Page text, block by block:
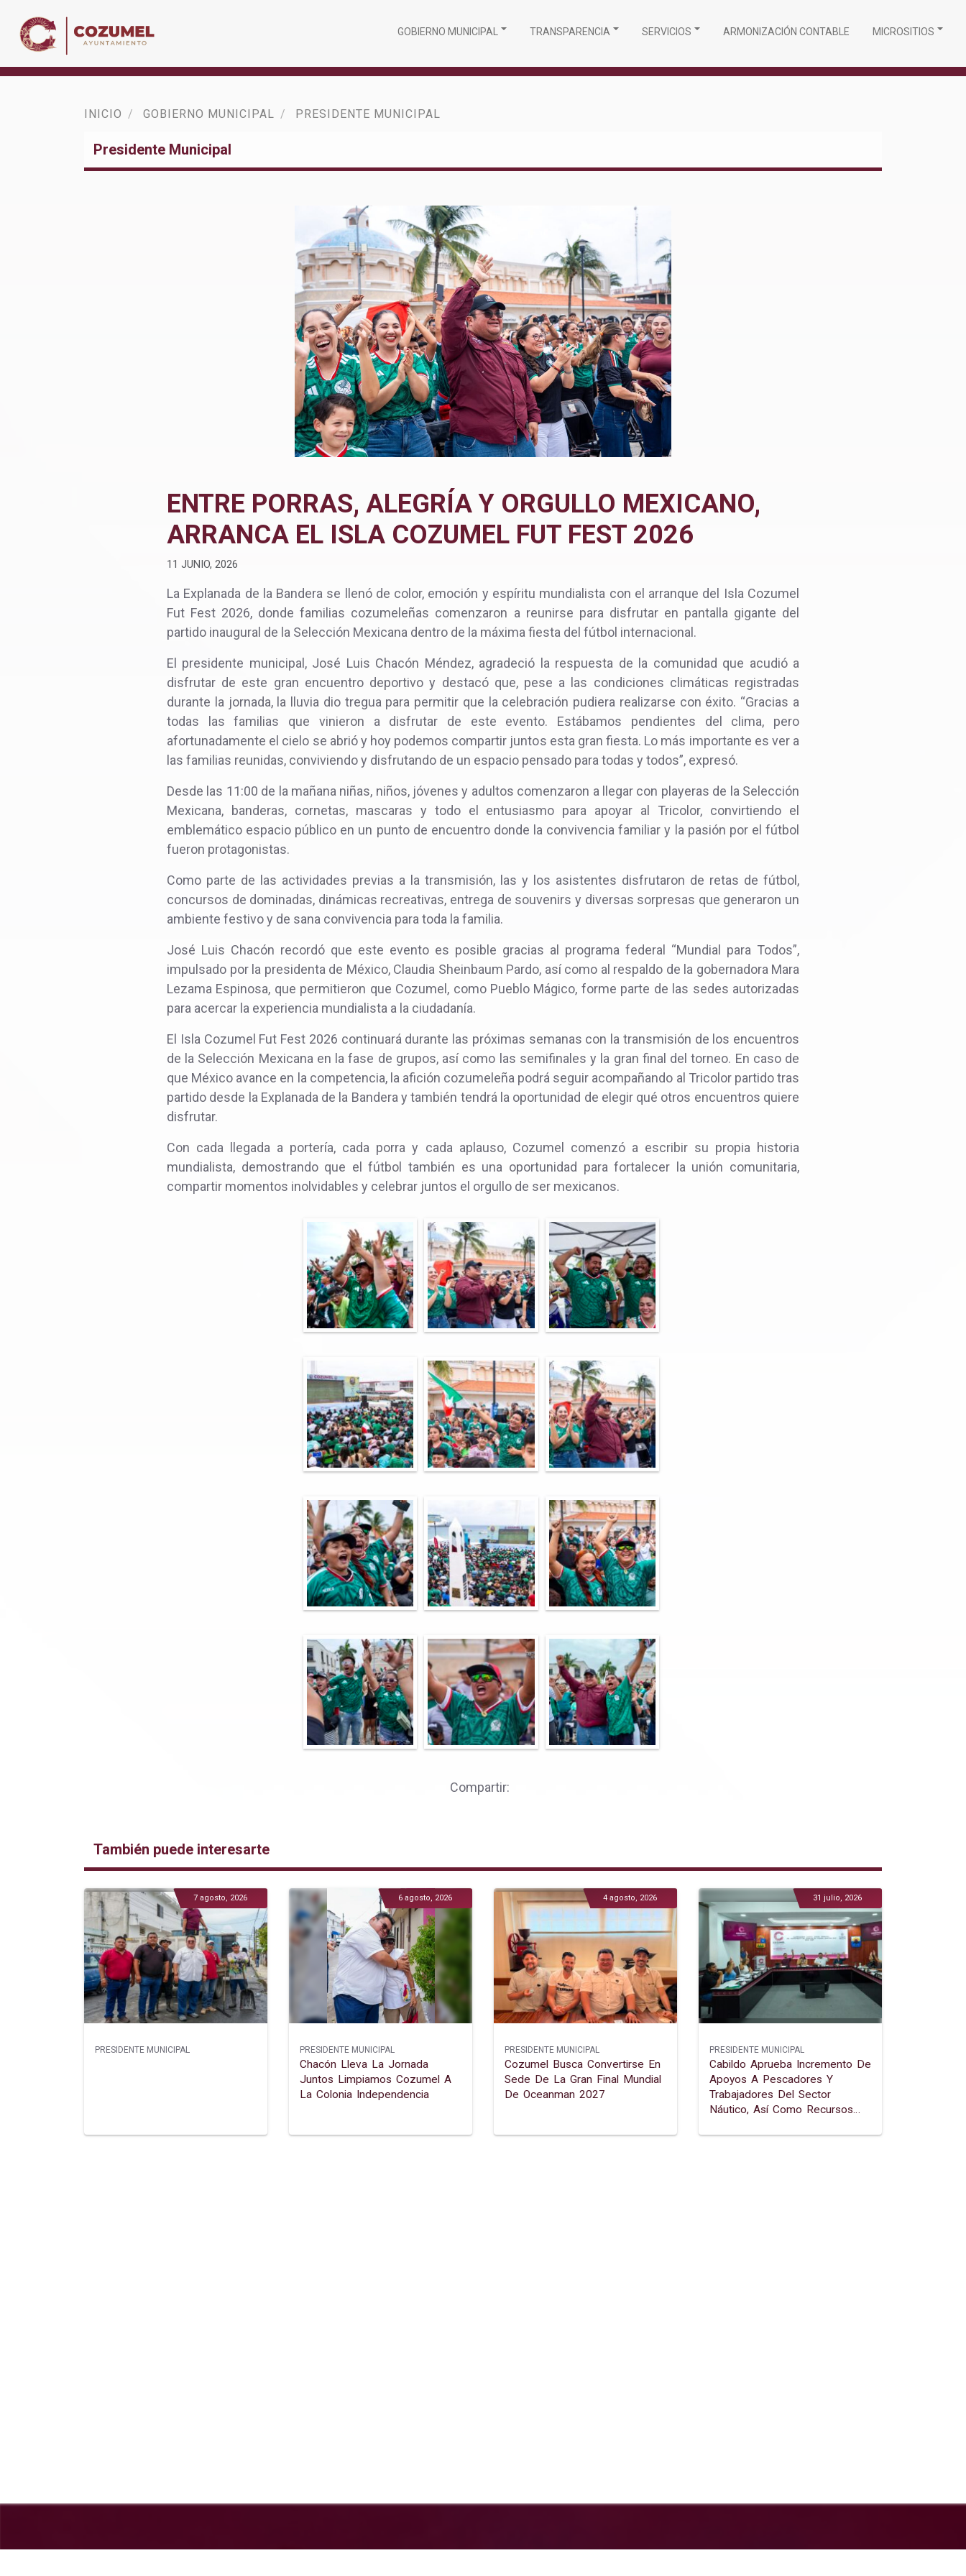
GOBIERNO MUNICIPAL TRANSPARENCIA SERVICIOS ARMONIZACIÓN CONTABLE MICROSITIOS
INICIO GOBIERNO MUNICIPAL PRESIDENTE MUNICIPAL
Presidente Municipal
ENTRE PORRAS, ALEGRÍA Y ORGULLO MEXICANO,
ARRANCA EL ISLA COZUMEL FUT FEST 2026
11 JUNIO, 2026
La Explanada de la Bandera se llenó de color, emoción y espíritu mundialista con el arranque del Isla Cozumel
Fut Fest 2026, donde familias cozumeleñas comenzaron a reunirse para disfrutar en pantalla gigante del
partido inaugural de la Selección Mexicana dentro de la máxima fiesta del fútbol internacional.
El presidente municipal, José Luis Chacón Méndez, agradeció la respuesta de la comunidad que acudió a
disfrutar de este gran encuentro deportivo y destacó que, pese a las condiciones climáticas registradas
durante la jornada, la lluvia dio tregua para permitir que la celebración pudiera realizarse con éxito. “Gracias a
todas las familias que vinieron a disfrutar de este evento. Estábamos pendientes del clima, pero
afortunadamente el cielo se abrió y hoy podemos compartir juntos esta gran fiesta. Lo más importante es ver a
las familias reunidas, conviviendo y disfrutando de un espacio pensado para todas y todos”, expresó.
Desde las 11:00 de la mañana niñas, niños, jóvenes y adultos comenzaron a llegar con playeras de la Selección
Mexicana, banderas, cornetas, mascaras y todo el entusiasmo para apoyar al Tricolor, convirtiendo el
emblemático espacio público en un punto de encuentro donde la convivencia familiar y la pasión por el fútbol
fueron protagonistas.
Como parte de las actividades previas a la transmisión, las y los asistentes disfrutaron de retas de fútbol,
concursos de dominadas, dinámicas recreativas, entrega de souvenirs y diversas sorpresas que generaron un
ambiente festivo y de sana convivencia para toda la familia.
José Luis Chacón recordó que este evento es posible gracias al programa federal “Mundial para Todos”,
impulsado por la presidenta de México, Claudia Sheinbaum Pardo, así como al respaldo de la gobernadora Mara
Lezama Espinosa, que permitieron que Cozumel, como Pueblo Mágico, forme parte de las sedes autorizadas
para acercar la experiencia mundialista a la ciudadanía.
El Isla Cozumel Fut Fest 2026 continuará durante las próximas semanas con la transmisión de los encuentros
de la Selección Mexicana en la fase de grupos, así como las semifinales y la gran final del torneo. En caso de
que México avance en la competencia, la afición cozumeleña podrá seguir acompañando al Tricolor partido tras
partido desde la Explanada de la Bandera y también tendrá la oportunidad de elegir qué otros encuentros quiere
disfrutar.
Con cada llegada a portería, cada porra y cada aplauso, Cozumel comenzó a escribir su propia historia
mundialista, demostrando que el fútbol también es una oportunidad para fortalecer la unión comunitaria,
compartir momentos inolvidables y celebrar juntos el orgullo de ser mexicanos.
Compartir:
También puede interesarte
7 agosto, 2026
PRESIDENTE MUNICIPAL
6 agosto, 2026
PRESIDENTE MUNICIPAL
Chacón Lleva La Jornada
Juntos Limpiamos Cozumel A
La Colonia Independencia
4 agosto, 2026
PRESIDENTE MUNICIPAL
Cozumel Busca Convertirse En
Sede De La Gran Final Mundial
De Oceanman 2027
31 julio, 2026
PRESIDENTE MUNICIPAL
Cabildo Aprueba Incremento De
Apoyos A Pescadores Y
Trabajadores Del Sector
Náutico, Así Como Recursos